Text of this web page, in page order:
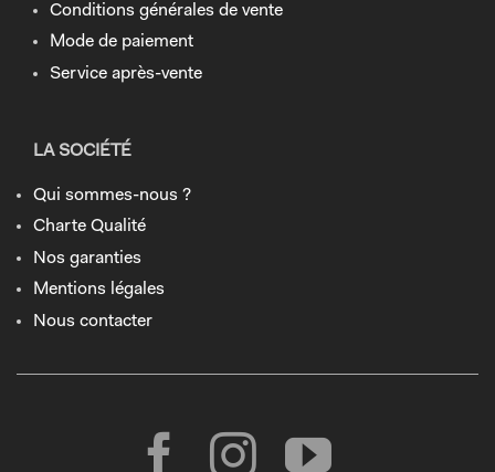
Conditions générales de vente
Mode de paiement
Service après-vente
LA SOCIÉTÉ
Qui sommes-nous ?
Charte Qualité
Nos garanties
Mentions légales
Nous contacter